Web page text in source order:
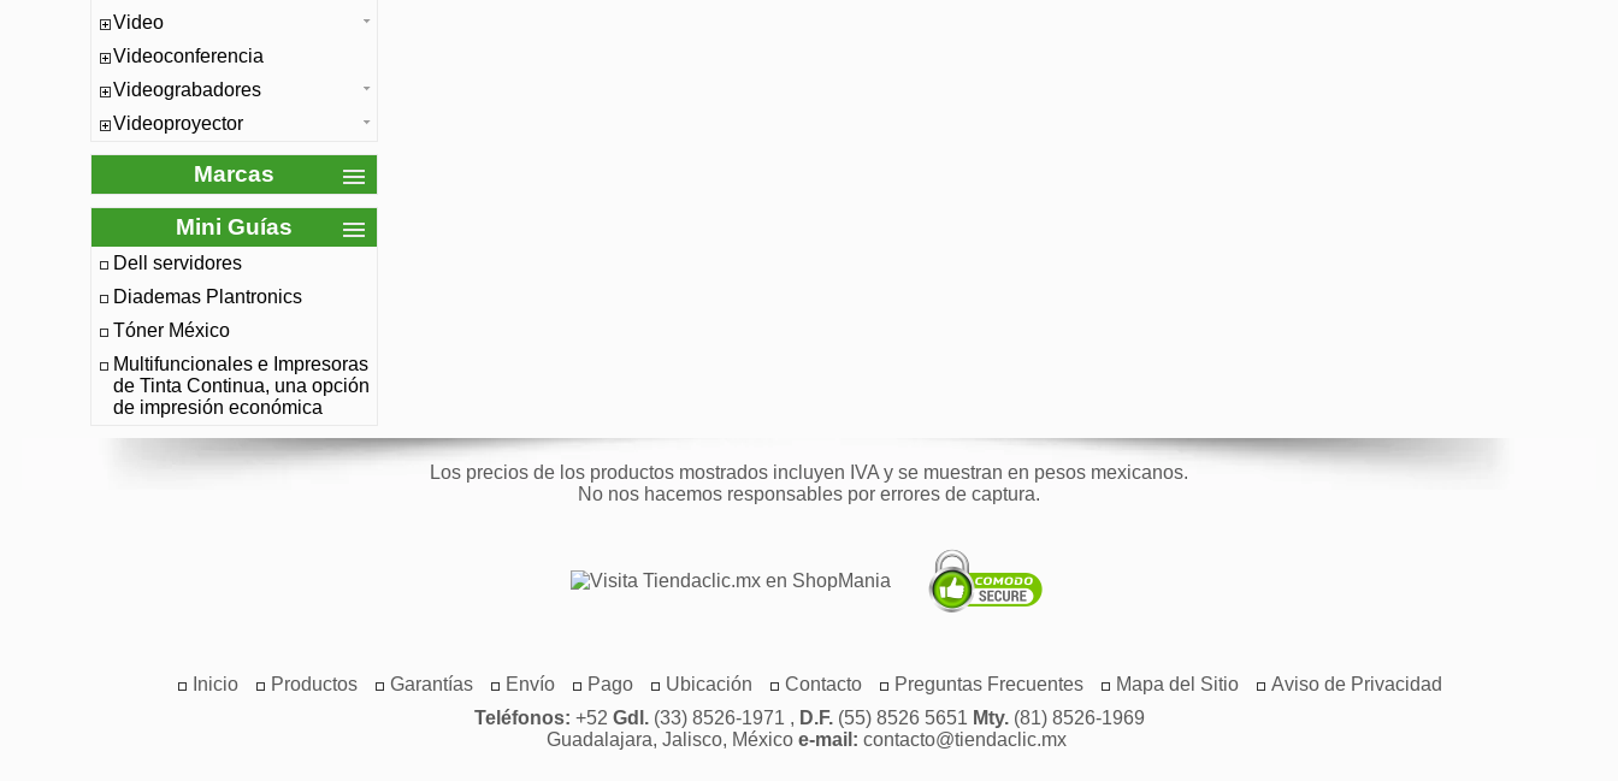
Video
Videoconferencia
Videograbadores
Videoproyector
Marcas
Mini Guías
Dell servidores
Diademas Plantronics
Tóner México
Multifuncionales e Impresoras
de Tinta Continua, una opción
de impresión económica
Los precios de los productos mostrados incluyen IVA y se muestran en pesos mexicanos.
No nos hacemos responsables por errores de captura.
Inicio Productos Garantías Envío Pago Ubicación Contacto Preguntas Frecuentes Mapa del Sitio
Aviso de Privacidad
Teléfonos: +52 Gdl.(33) 8526-1971 , D.F.(55) 8526 5651 Mty.(81) 8526-1969
Guadalajara, Jalisco, México e-mail: contacto@tiendaclic.mx